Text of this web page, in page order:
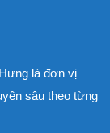
là đơn vị
sâu theo từng